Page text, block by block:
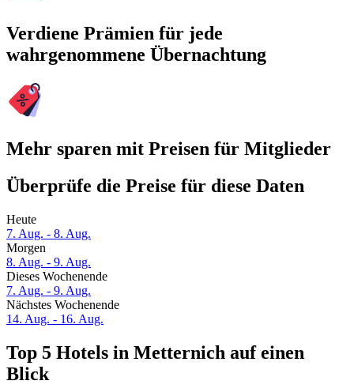
Verdiene Prämien für jede
wahrgenommene Übernachtung
Mehr sparen mit Preisen für Mitglieder
Überprüfe die Preise für diese Daten
Heute
7. Aug. - 8. Aug.
Morgen
8. Aug. - 9. Aug.
Dieses Wochenende
7. Aug. - 9. Aug.
Nächstes Wochenende
14. Aug. - 16. Aug.
Top 5 Hotels in Metternich auf einen
Blick